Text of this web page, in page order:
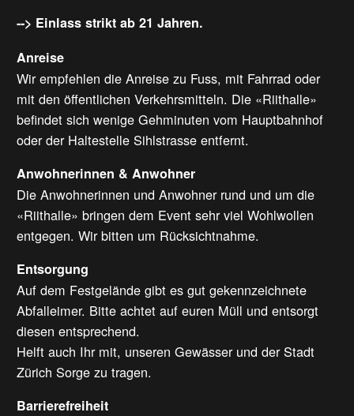
--> Einlass strikt ab 21 Jahren.
Anreise
Wir empfehlen die Anreise zu Fuss, mit Fahrrad oder
mit den öffentlichen Verkehrsmitteln. Die «Riithalle»
befindet sich wenige Gehminuten vom Hauptbahnhof
oder der Haltestelle Sihlstrasse entfernt.
Anwohnerinnen & Anwohner
Die Anwohnerinnen und Anwohner rund und um die
«Riithalle» bringen dem Event sehr viel Wohlwollen
entgegen. Wir bitten um Rücksichtnahme.
Entsorgung
Auf dem Festgelände gibt es gut gekennzeichnete
Abfalleimer. Bitte achtet auf euren Müll und entsorgt
diesen entsprechend.
Helft auch Ihr mit, unseren Gewässer und der Stadt
Zürich Sorge zu tragen.
Barrierefreiheit